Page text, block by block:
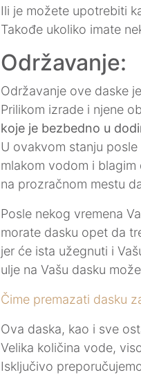
Ili je možete upotrebiti
Takođe ukoliko imate
Održavanje:
Održavanje ove daske
Prilikom izrade i njene
koje je bezbedno u
U ovakvom stanju
mlakom vodom i
na prozračnom mestu
Posle nekog vremena
morate dasku opet da
jer će ista užegnuti i
ulje na Vašu dasku
Čime premazati dasku
Ova daska, kao i sve
Velika količina vode,
Isključivo